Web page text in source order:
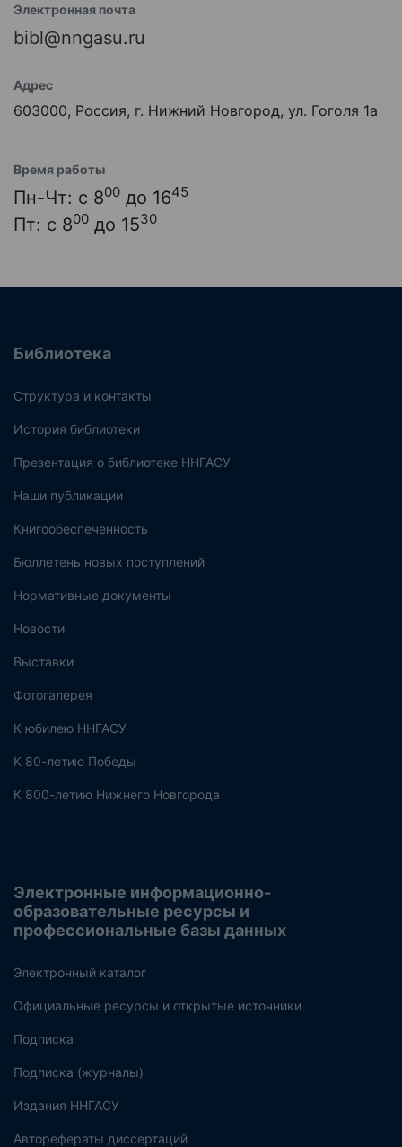
Электронная почта
bibl@nngasu.ru
Адрес
603000, Россия, г. Нижний Новгород, ул. Гоголя 1а
Время работы
Пн-Чт: с 800 до 1645
Пт: с 800 до 1530
Библиотека
Структура и контакты
История библиотеки
Презентация о библиотеке ННГАСУ
Наши публикации
Книгообеспеченность
Бюллетень новых поступлений
Нормативные документы
Новости
Выставки
Фотогалерея
К юбилею ННГАСУ
К 80-летию Победы
К 800-летию Нижнего Новгорода
Электронные информационно-
образовательные ресурсы и
профессиональные базы данных
Электронный каталог
Официальные ресурсы и открытые источники
Подписка
Подписка (журналы)
Издания ННГАСУ
Авторефераты диссертаций